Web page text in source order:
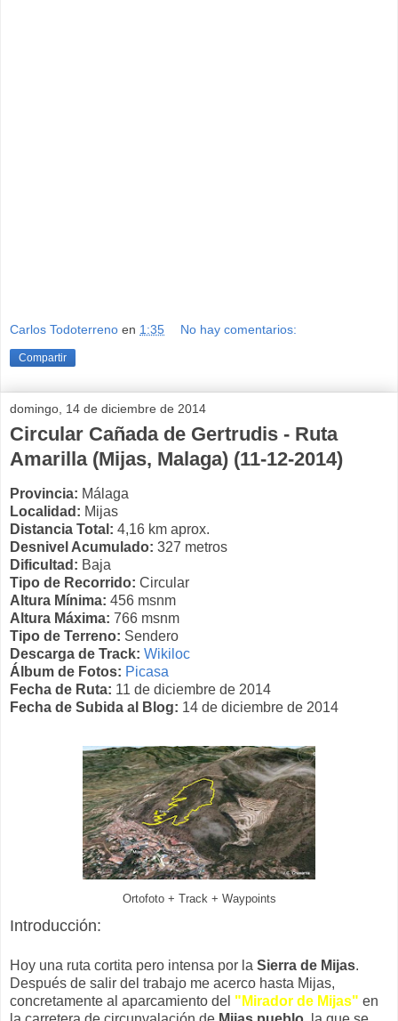
Carlos Todoterreno en 1:35 No hay comentarios:
Compartir
domingo, 14 de diciembre de 2014
Circular Cañada de Gertrudis - Ruta
Amarilla (Mijas, Malaga) (11-12-2014)
Provincia: Málaga
Localidad: Mijas
Distancia Total: 4,16 km aprox.
Desnivel Acumulado: 327 metros
Dificultad: Baja
Tipo de Recorrido: Circular
Altura Mínima: 456 msnm
Altura Máxima: 766 msnm
Tipo de Terreno: Sendero
Descarga de Track: Wikiloc
Álbum de Fotos: Picasa
Fecha de Ruta: 11 de diciembre de 2014
Fecha de Subida al Blog: 14 de diciembre de 2014
Ortofoto + Track + Waypoints
Introducción:
Hoy una ruta cortita pero intensa por la Sierra de Mijas.
Después de salir del trabajo me acerco hasta Mijas,
concretamente al aparcamiento del "Mirador de Mijas" en